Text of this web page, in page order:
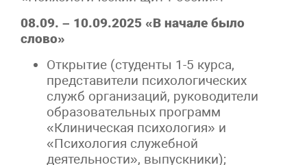
08.09. – 10.09.2025 «В начале было
слово»
Открытие (студенты 1-5 курса,
представители психологических
служб организаций, руководители
образовательных программ
«Клиническая психология» и
«Психология служебной
деятельности», выпускники);